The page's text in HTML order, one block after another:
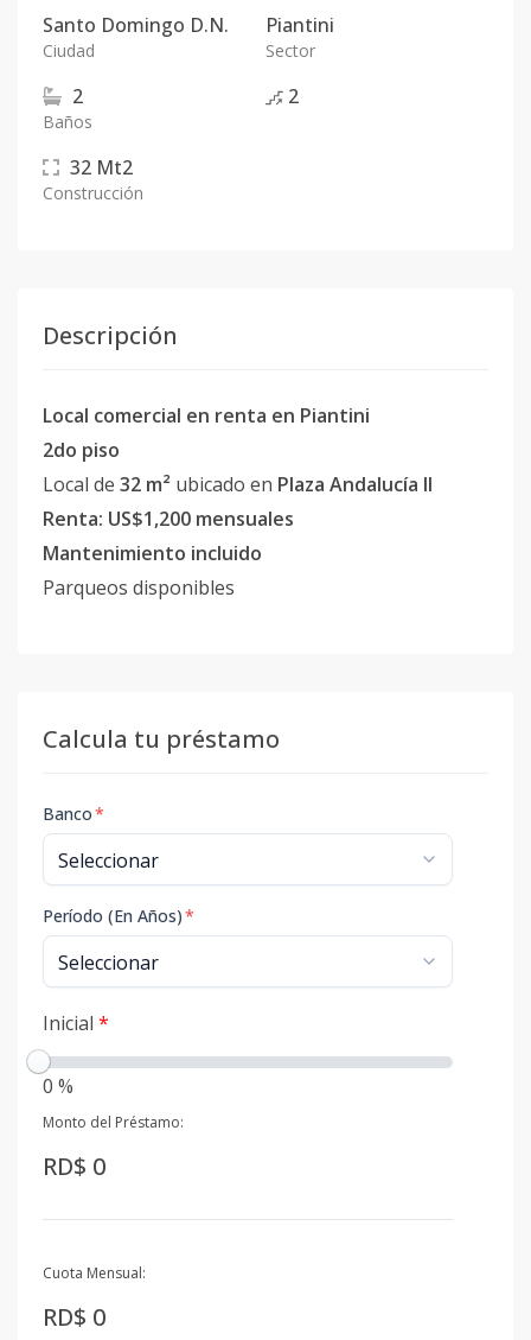
Santo Domingo D.N.
Ciudad
Piantini
Sector
2
Baños
2
32 Mt2
Construcción
Descripción
Local comercial en renta en Piantini
2do piso
Local de 32 m² ubicado en Plaza Andalucía II
Renta: US$1,200 mensuales
Mantenimiento incluido
Parqueos disponibles
Calcula tu préstamo
Banco*
Período (En Años)*
Inicial *
0 %
Monto del Préstamo:
RD$ 0
Cuota Mensual:
RD$ 0